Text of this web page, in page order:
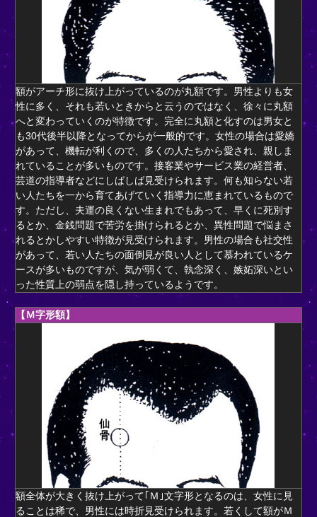
額がアーチ形に抜け上がっているのが丸額です。男性よりも女
性に多く、それも若いときからと云うのではなく、徐々に丸額
へと変わっていくのが特徴です。完全に丸額と化すのは男女と
も30代後半以降となってからが一般的です。女性の場合は愛嬌
があって、機転が利くので、多くの人たちから愛され、親しま
れていることが多いものです。接客業やサービス業の経営者、
芸道の指導者などにしばしば見受けられます。何も知らない若
い人たちを一から育てあげていく指導力に恵まれているもので
す。ただし、夫運の良くない生まれでもあって、早くに死別す
るとか、金銭問題で苦労を掛けられるとか、異性問題で悩まさ
れるとかしやすい特徴が見受けられます。男性の場合も社交性
があって、若い人たちの面倒見が良い人として慕われているケ
ースが多いものですが、気が弱くて、執念深く、嫉妬深いとい
った性質上の弱点を隠し持っているようです。
【Ｍ字形額】
額全体が大きく抜け上がって｢Ｍ｣文字形となるのは、女性に見
ることは稀で、男性には時折見受けられます。若くして額がＭ